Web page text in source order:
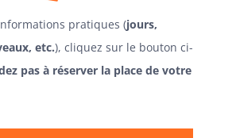
pratiques (jours,
etc.), cliquez sur le bouton ci-
pas à réserver la place de votre